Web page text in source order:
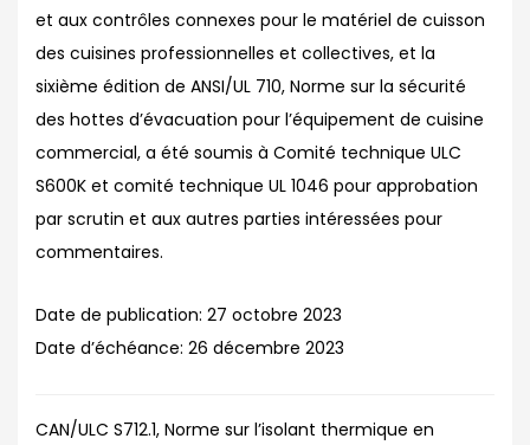
et aux contrôles connexes pour le matériel de cuisson
des cuisines professionnelles et collectives, et la
sixième édition de ANSI/UL 710, Norme sur la sécurité
des hottes d’évacuation pour l’équipement de cuisine
commercial, a été soumis à Comité technique ULC
S600K et comité technique UL 1046 pour approbation
par scrutin et aux autres parties intéressées pour
commentaires.
Date de publication: 27 octobre 2023
Date d’échéance: 26 décembre 2023
CAN/ULC S712.1, Norme sur l’isolant thermique en